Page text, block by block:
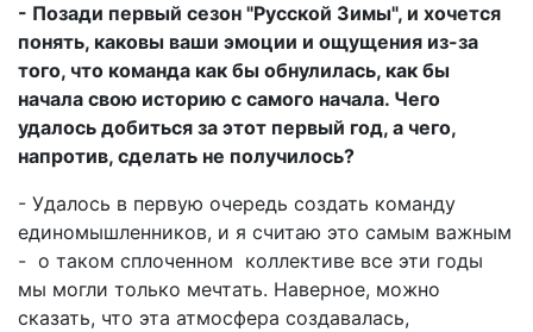
- Позади первый сезон "Русской Зимы", и хочется
понять, каковы ваши эмоции и ощущения из-за
того, что команда как бы обнулилась, как бы
начала свою историю с самого начала. Чего
удалось добиться за этот первый год, а чего,
напротив, сделать не получилось?
- Удалось в первую очередь создать команду
единомышленников, и я считаю это самым важным
- о таком сплоченном коллективе все эти годы
мы могли только мечтать. Наверное, можно
сказать, что эта атмосфера создавалась,